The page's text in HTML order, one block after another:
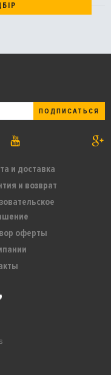
и доставка
и возврат
оферты
ПОДПИСАТЬСЯ